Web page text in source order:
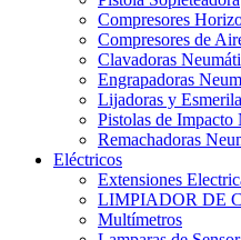
Compresores
Compresores de
Clavadoras
Engrapadoras
Lijadoras y
Pistolas de Impacto
Remachadoras
Eléctricos
Extensiones
LIMPIADOR DE
Multímetros